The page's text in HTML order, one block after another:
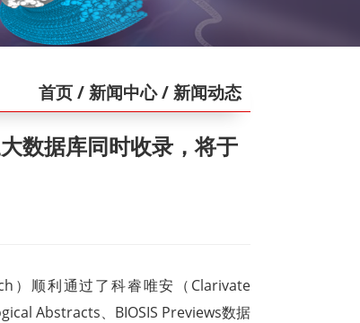
首页/ 新闻中心/ 新闻动态
数据库同时收录，将于
）顺利通过了科睿唯安（Clarivate
Abstracts、BIOSIS Previews数据